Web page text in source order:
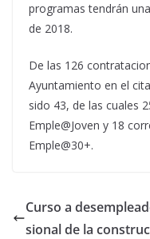
programas tendrán
de 2018.
De las 126
Ayuntamiento en el
sido 43, de las cuales
Emple@Joven y 18
Emple@30+.
Curso a
sional de la